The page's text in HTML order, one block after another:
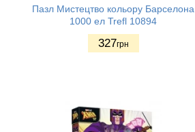
Пазл Мистецтво кольору Барселона
1000 ел Trefl 10894
327грн